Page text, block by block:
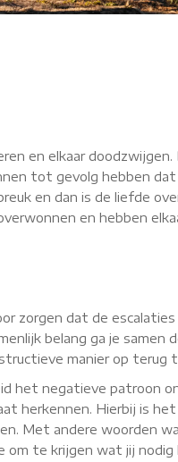
en elkaar
tot gevolg hebben
en dan is de liefde
en hebben
zorgen dat de
belang ga je samen
manier op terug
het negatieve patroon
herkennen. Hierbij is
Met andere woorden
om te krijgen wat jij